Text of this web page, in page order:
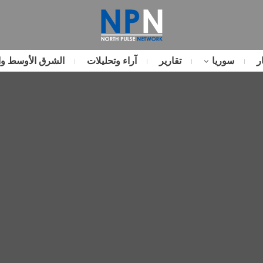
سوريا تقارير آراء وتحليلات الشرق الأوسط